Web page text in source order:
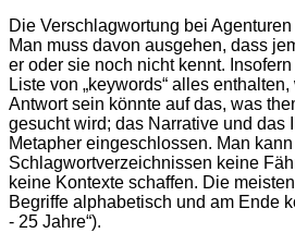
Die Verschlagwortung bei
Man muss davon ausgehen, dass
er oder sie noch nicht kennt.
Liste von „keywords“ alles
Antwort sein könnte auf das, was
gesucht wird; das Narrative und das
Metapher eingeschlossen. Man
Schlagwortverzeichnissen keine
keine Kontexte schaffen. Die
Begriffe alphabetisch und am Ende
- 25 Jahre“).